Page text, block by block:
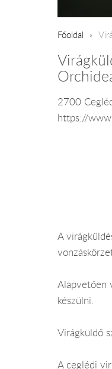
Főoldal
2700
https://
A
Alapvetően
készülni.
Virágküldő
A ceglédi